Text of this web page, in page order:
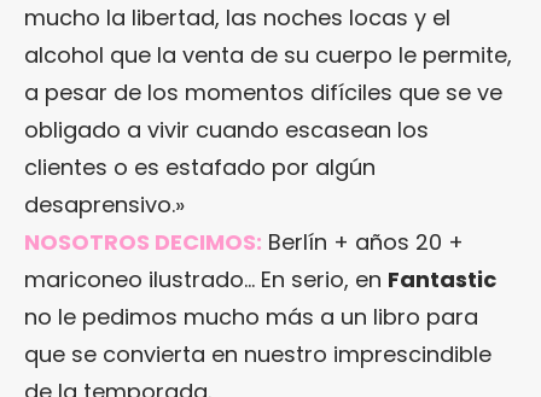
mucho la libertad, las noches locas y el
alcohol que la venta de su cuerpo le permite,
a pesar de los momentos difíciles que se ve
obligado a vivir cuando escasean los
clientes o es estafado por algún
desaprensivo.»
NOSOTROS DECIMOS: Berlín + años 20 +
mariconeo ilustrado… En serio, en Fantastic
no le pedimos mucho más a un libro para
que se convierta en nuestro imprescindible